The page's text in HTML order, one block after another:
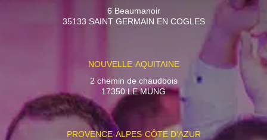
6 Beaumanoir
35133 SAINT GERMAIN EN COGLES
NOUVELLE-AQUITAINE
2 chemin de chaudbois
17350 LE MUNG
PROVENCE-ALPES-CÔTE D'AZUR